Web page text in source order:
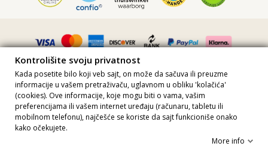
Sve cene uključuju PDV · Broj PDV-a FR36509778270 · Sva prava
zadržana ©2023 Brazilian Bikini Shop
Site protected by reCAPTCHA.
Kontrolišite svoju privatnost
Kada posetite bilo koji veb sajt, on može da sačuva ili preuzme
informacije u vašem pretraživaču, uglavnom u obliku 'kolačića'
(cookies). Ove informacije, koje mogu biti o vama, vašim
preferencijama ili vašem internet uređaju (računaru, tabletu ili
mobilnom telefonu), najčešće se koriste da sajt funkcioniše onako
kako očekujete.
More info